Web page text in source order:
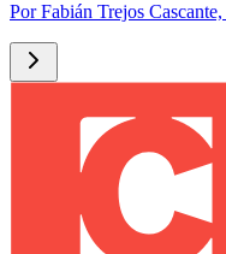
PorFabián Trejos